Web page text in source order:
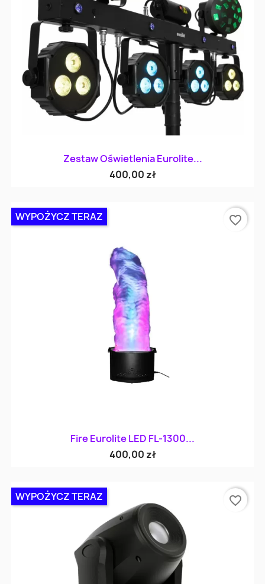
Zestaw Oświetlenia Eurolite...
400,00 zł
Fire Eurolite LED FL-1300...
400,00 zł
WYPOŻYCZ TERAZ favorite_border
WYPOŻYCZ TERAZ favorite_border